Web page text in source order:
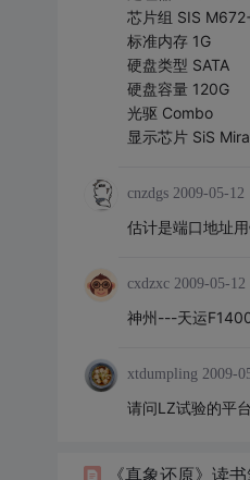
芯片组 SIS
标准内存 1G
硬盘类型 SATA
硬盘容量 120G
光驱 Combo
显示芯片 SiS
cnzdgs 2009-05-12
估计是端口地址
cxdzxc 2009-05-12
神州---天运
xtdumpling 2009-
请问LZ试验的平
《真象还原》读